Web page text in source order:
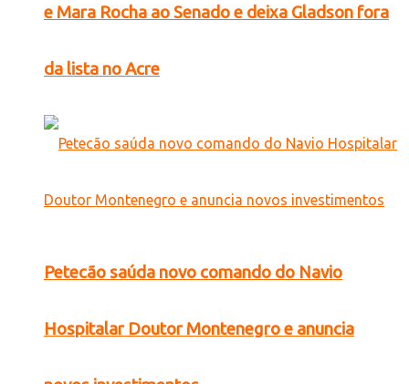
e Mara Rocha ao Senado e deixa Gladson fora
da lista no Acre
Petecão saúda novo comando do Navio
Hospitalar Doutor Montenegro e anuncia